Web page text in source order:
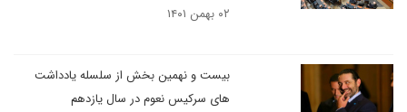
۰۲ بهمن ۱۴۰۱
بیست و نهمین بخش از سلسله یادداشت
های سرکیس نعوم در سال یازدهم